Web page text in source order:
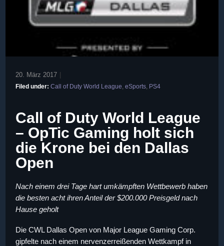
20. März 2017
Filed under: Call of Duty World League, eSports, PS4
Call of Duty World League
– OpTic Gaming holt sich
die Krone bei den Dallas
Open
Nach einem drei Tage hart umkämpften Wettbewerb haben
die besten acht ihren Anteil der $200.000 Preisgeld nach
Hause geholt
Die CWL Dallas Open von Major League Gaming Corp.
gipfelte nach einem nervenzerreißenden Wettkampf in